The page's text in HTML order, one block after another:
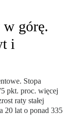
w górę.
i
Stopa
pkt. proc. więcej
raty stałej
20 lat o ponad 335